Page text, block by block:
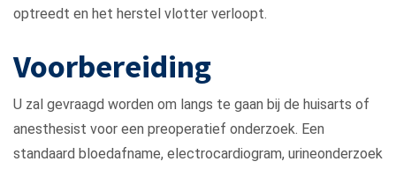
optreedt en het herstel vlotter verloopt.
Voorbereiding
U zal gevraagd worden om langs te gaan bij de huisarts of
anesthesist voor een preoperatief onderzoek. Een
standaard bloedafname, electrocardiogram, urineonderzoek